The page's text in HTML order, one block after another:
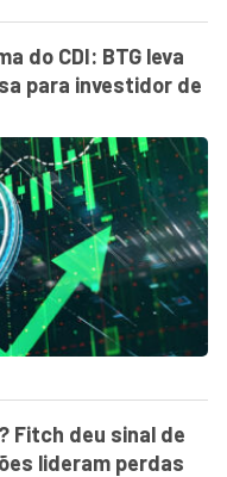
do CDI: BTG leva
para investidor de
Fitch deu sinal de
lideram perdas